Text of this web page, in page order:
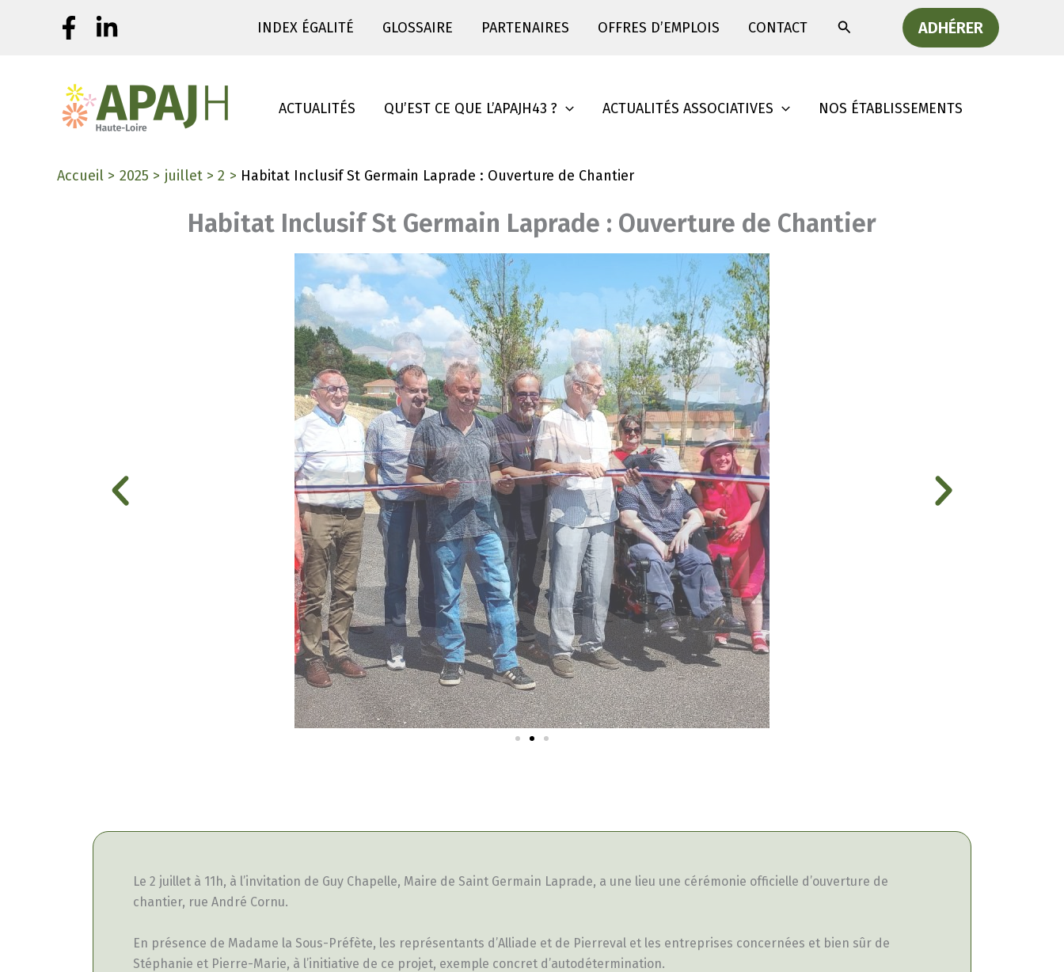
INDEX ÉGALITÉ GLOSSAIRE PARTENAIRES OFFRES D’EMPLOIS CONTACT Rechercher ADHÉRER
ACTUALITÉS QU’EST CE QUE L’APAJH43 ? ACTUALITÉS ASSOCIATIVES NOS ÉTABLISSEMENTS
Accueil 2025 juillet 2 Habitat Inclusif St Germain Laprade : Ouverture de Chantier
Habitat Inclusif St Germain Laprade : Ouverture de Chantier
Le 2 juillet à 11h, à l’invitation de Guy Chapelle, Maire de Saint Germain Laprade, a une lieu une cérémonie officielle d’ouverture de
chantier, rue André Cornu.
En présence de Madame la Sous-Préfète, les représentants d’Alliade et de Pierreval et les entreprises concernées et bien sûr de
Stéphanie et Pierre-Marie, à l’initiative de ce projet, exemple concret d’autodétermination.